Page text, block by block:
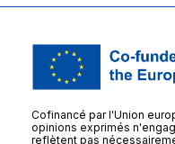
Cofinancé par l'Union
opinions exprimés
reflètent pas